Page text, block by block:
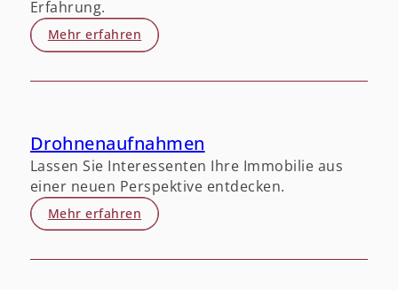
Erfahrung.
Mehr erfahren
Drohnenaufnahmen
Lassen Sie Interessenten Ihre Immobilie aus
einer neuen Perspektive entdecken.
Mehr erfahren